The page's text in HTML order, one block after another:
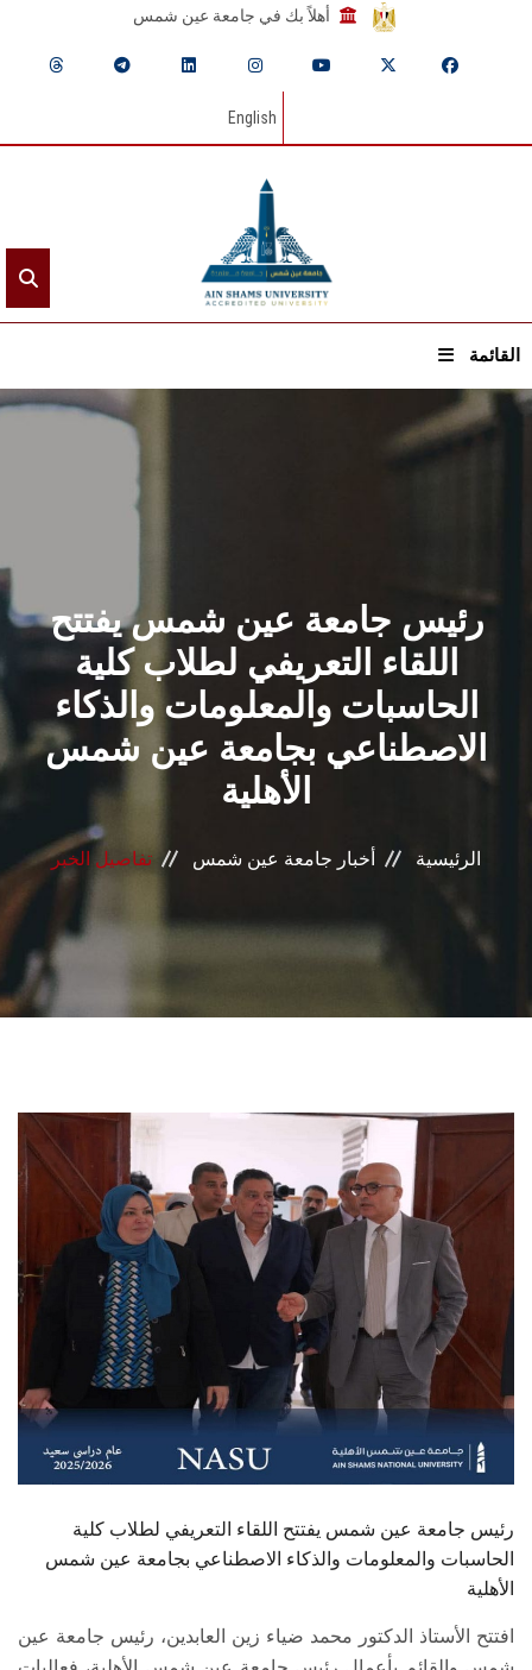
أهلاً بك في جامعة عين شمس
English
القائمة
الشئون الأكاديمية
البحث العلمي
الرعاية الصحية
المراكز والوحدات
الأنظمة الذكية
الإعلام
تواصل معنا
هيئة التدريس
الدراسات العليا
الخريجين
الموظفون
الزائـرون
سجل الان
رئيس جامعة عين شمس يفتتح
اللقاء التعريفي لطلاب كلية
الحاسبات والمعلومات والذكاء
الاصطناعي بجامعة عين شمس
الأهلية
الرئيسية أخبار جامعة عين شمس تفاصيل الخبر
رئيس جامعة عين شمس يفتتح اللقاء التعريفي لطلاب كلية
الحاسبات والمعلومات والذكاء الاصطناعي بجامعة عين شمس
الأهلية
افتتح الأستاذ الدكتور محمد ضياء زين العابدين، رئيس جامعة عين